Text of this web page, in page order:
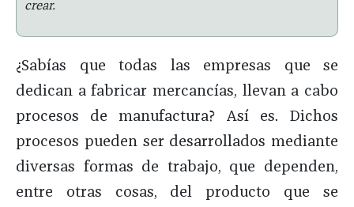
crear.
¿Sabías que todas las empresas que se
dedican a fabricar mercancías, llevan a cabo
procesos de manufactura? Así es. Dichos
procesos pueden ser desarrollados mediante
diversas formas de trabajo, que dependen,
entre otras cosas, del producto que se